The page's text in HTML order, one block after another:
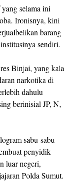
selama ini
Ironisnya, kini
barang
sendiri.
Binjai, yang kala
narkotika di
dahulu
berinisial JP, N,
sabu-sabu
penyidik
luar negeri,
Polda Sumut.